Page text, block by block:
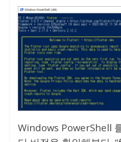
Windows PowerShell